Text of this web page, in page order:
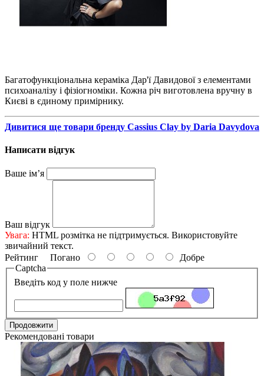
Багатофункціональна кераміка Дар'ї Давидової з елементами
психоаналізу і фізіогноміки. Кожна річ виготовлена ​​вручну в
Києві в єдиному примірнику.
Дивитися ще товари бренду Cassius Clay by Daria Davydova
Написати відгук
Ваше ім’я
Ваш відгук
Увага: HTML розмітка не підтримується. Використовуйте
звичайний текст.
Рейтинг Погано
Добре
Captcha
Введіть код у поле нижче
Продовжити
Рекомендовані товари